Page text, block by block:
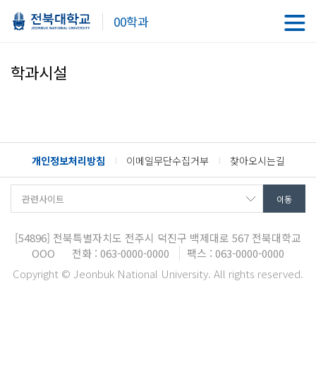
00학과
학과시설
개인정보처리방침 이메일무단수집거부 찾아오시는길
[54896] 전북특별자치도 전주시 덕진구 백제대로 567 전북대학교
OOO
전화 : 063-0000-0000
팩스 : 063-0000-0000
Copyright © Jeonbuk National University. All rights reserved.